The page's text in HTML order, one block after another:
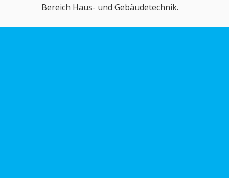
Bereich Haus- und Gebäudetechnik.